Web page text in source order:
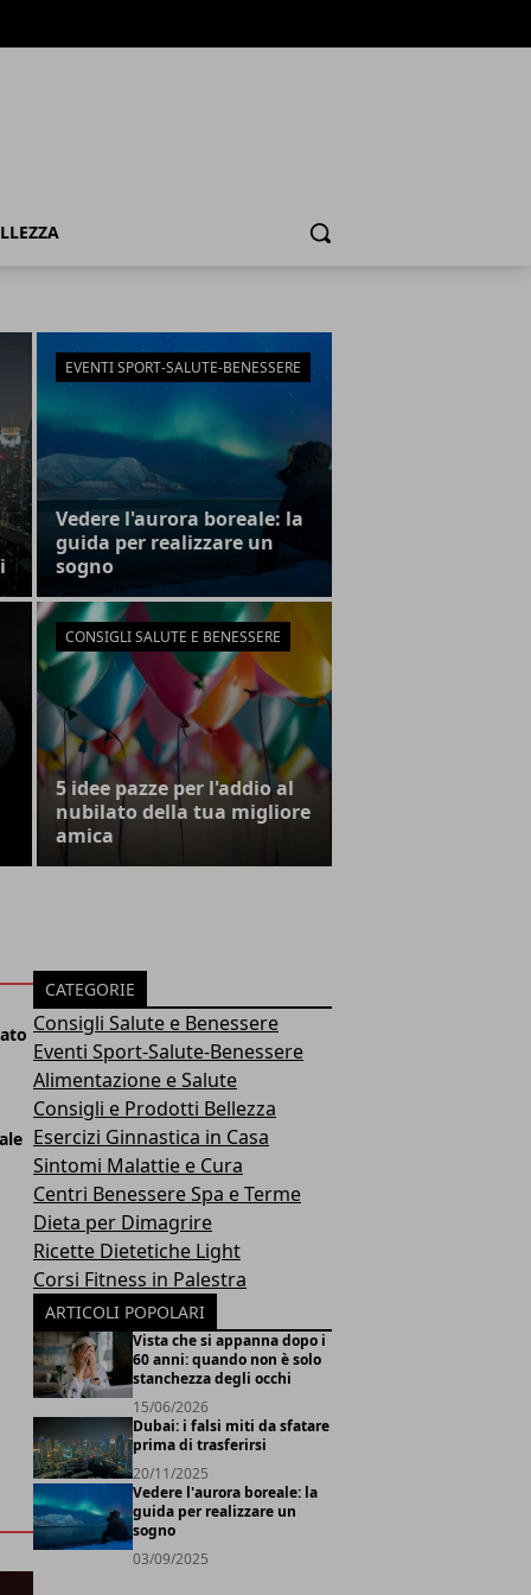
Cerca
EVENTI SPORT-SALUTE-BENESSERE
Vedere l'aurora boreale: la
guida per realizzare un
sogno
CONSIGLI SALUTE E BENESSERE
5 idee pazze per l'addio al
nubilato della tua migliore
amica
CATEGORIE
Consigli Salute e Benessere
Eventi Sport-Salute-Benessere
Alimentazione e Salute
Consigli e Prodotti Bellezza
Esercizi Ginnastica in Casa
Sintomi Malattie e Cura
Centri Benessere Spa e Terme
Dieta per Dimagrire
Ricette Dietetiche Light
Corsi Fitness in Palestra
ARTICOLI POPOLARI
Vista che si appanna dopo i
60 anni: quando non è solo
stanchezza degli occhi
15/06/2026
Dubai: i falsi miti da sfatare
prima di trasferirsi
20/11/2025
Vedere l'aurora boreale: la
guida per realizzare un
sogno
03/09/2025